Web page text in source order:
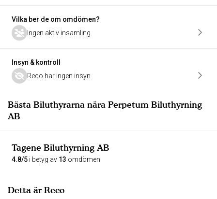
Vilka ber de om omdömen?
Ingen aktiv insamling
Insyn & kontroll
Reco har ingen insyn
Bästa Biluthyrarna nära Perpetum Biluthyrning
AB
Tagene Biluthyrning AB
4.8/5 i betyg av 13 omdömen
Detta är Reco